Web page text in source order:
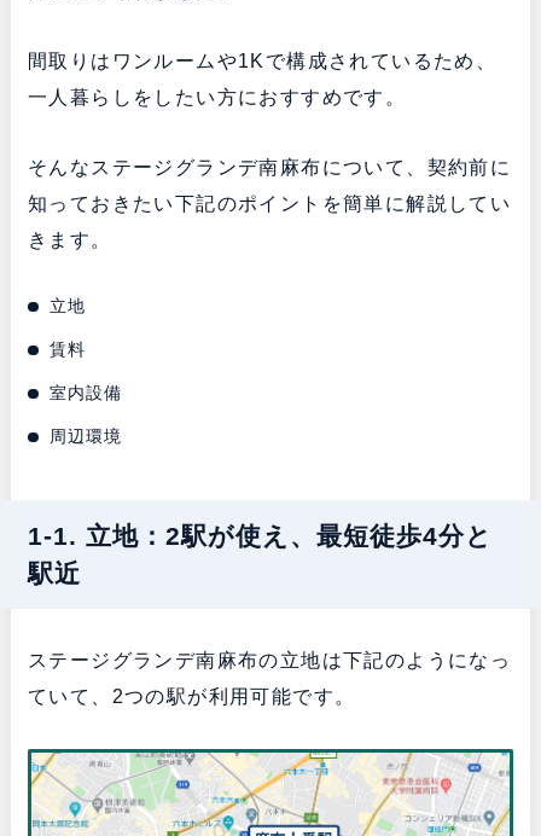
間取りはワンルームや1Kで構成されているため、
一人暮らしをしたい方におすすめです。
そんなステージグランデ南麻布について、契約前に
知っておきたい下記のポイントを簡単に解説してい
きます。
立地
賃料
室内設備
周辺環境
1-1. 立地：2駅が使え、最短徒歩4分と
駅近
ステージグランデ南麻布の立地は下記のようになっ
ていて、2つの駅が利用可能です。